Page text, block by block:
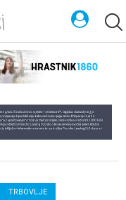
TRBOVLJE